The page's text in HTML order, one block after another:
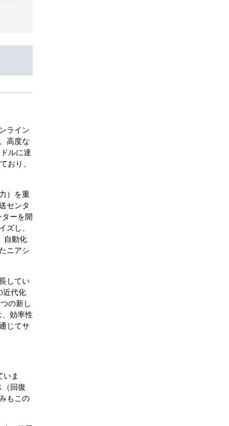
ライン
高度な
ルに達
おり、
）を重
センタ
ーを開
ズし、
自動化
ニアシ
してい
近代化
の新し
効率性
じてサ
いま
（回復
もこの